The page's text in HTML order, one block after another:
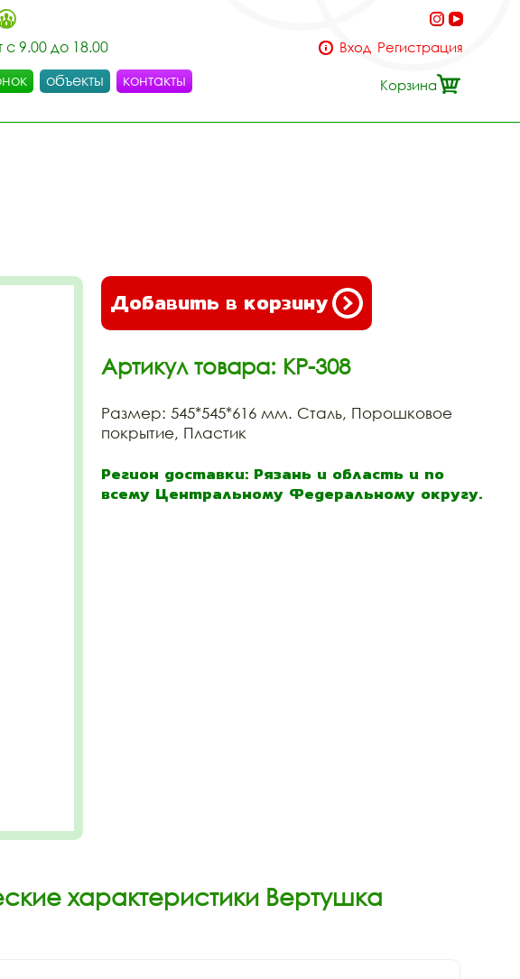
с 9.00 до 18.00
объекты контакты
Вход Регистрация
Корзина
Добавить в корзину
Артикул товара: КР-308
Размер: 545*545*616 мм. Сталь, Порошковое
покрытие, Пластик
Регион доставки: Рязань и область и по
всему Центральному Федеральному округу.
характеристики Вертушка